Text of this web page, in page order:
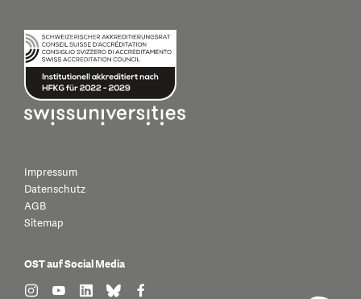
Impressum
Datenschutz
AGB
Sitemap
OST auf Social Media
find us on: instagram
find us on: youtube
find us on: linkedin
find us on: bluesky
find us on: facebook